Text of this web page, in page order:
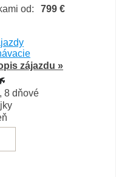
od:
799 €
zájazdu »
8 dňové